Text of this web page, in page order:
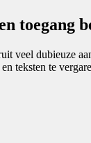
toegang
veel dubieuze
teksten te